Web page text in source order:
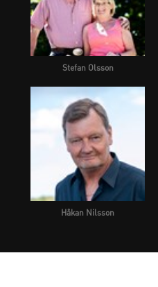
Stefan Olsson
Håkan Nilsson